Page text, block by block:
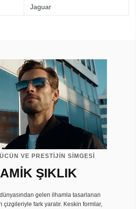
Jaguar
VE PRESTİJİN SİMGESİ
ŞIKLIK
gelen ilhamla tasarlanan
çizgileriyle fark yaratır. Keskin formlar,